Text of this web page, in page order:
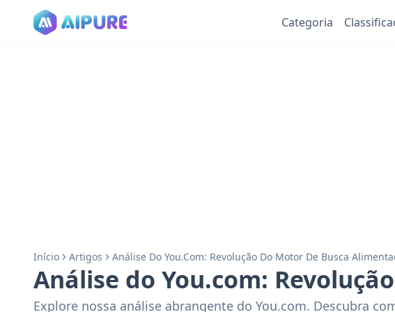
Categoria
Início Artigos Análise Do You.com: Revolução Do Motor De Busca
Análise do You.com:
Explore nossa análise abrangente do You.com. Descubra